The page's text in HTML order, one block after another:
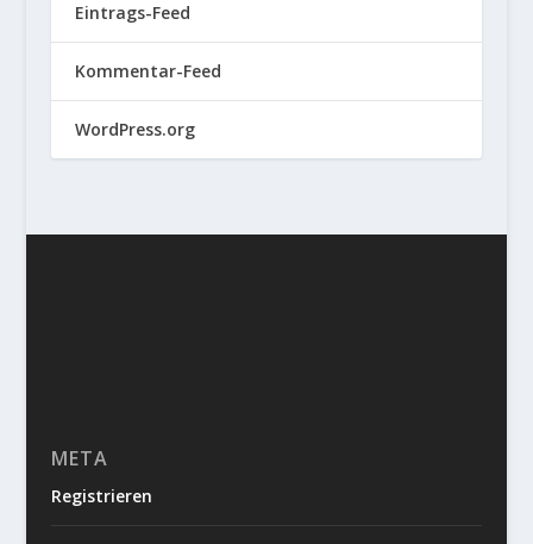
Eintrags-Feed
Kommentar-Feed
WordPress.org
META
Registrieren